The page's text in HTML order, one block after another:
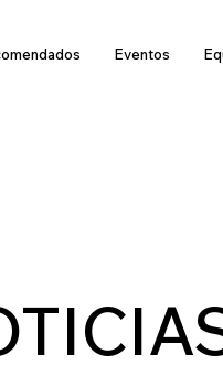
Eventos